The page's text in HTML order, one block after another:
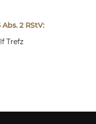
2 RStV:
Trefz